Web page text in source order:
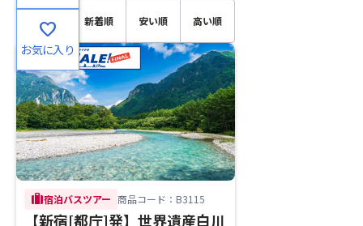
favorite
お気に入り
おすす
め順
新着順 安い順 高い順
trip宿泊バスツアー 商品コード：B3115
【新宿[都庁]発】世界遺産白川